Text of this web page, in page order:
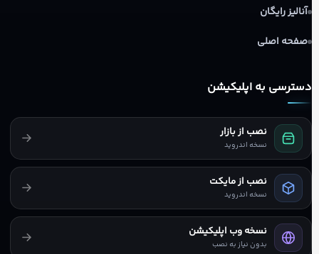
آنالیز رایگان
صفحه اصلی
دسترسی به اپلیکیشن
نصب از بازار
نسخه اندروید
نصب از مایکت
نسخه اندروید
نسخه وب اپلیکیشن
بدون نیاز به نصب